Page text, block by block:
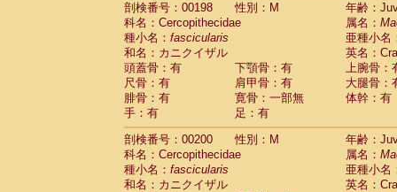
剖検番号：00198
性別：M
年齢：
科名：Cercopithecidae
属名：
種小名： fascicularis
亜種小名
和名：カニクイザル
英名：
頭蓋骨：有
下顎骨：有
上腕骨：
尺骨：有
肩甲骨：有
大腿骨：
腓骨：有
寛骨：一部無
体幹：有
手：有
足：有
剖検番号：00200
性別：M
年齢：
科名：Cercopithecidae
属名：
種小名： fascicularis
亜種小名
和名：カニクイザル
英名：